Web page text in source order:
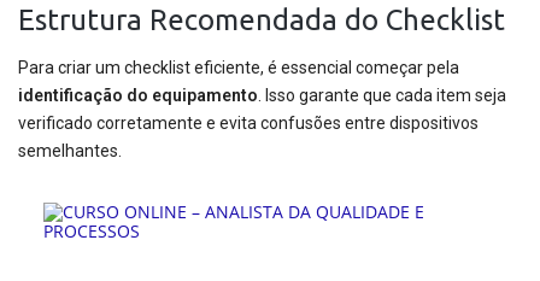
Estrutura Recomendada do Checklist
Para criar um checklist eficiente, é essencial começar pela
identificação do equipamento . Isso garante que cada item seja
verificado corretamente e evita confusões entre dispositivos
semelhantes.